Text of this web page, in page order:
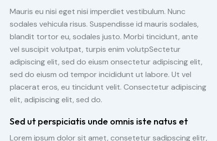
Mauris eu nisi eget nisi imperdiet vestibulum. Nunc
sodales vehicula risus. Suspendisse id mauris sodales,
blandit tortor eu, sodales justo. Morbi tincidunt, ante
vel suscipit volutpat, turpis enim volutpSectetur
adipiscing elit, sed do eiusm onsectetur adipiscing elit,
sed do eiusm od tempor incididunt ut labore. Ut vel
placerat eros, eu tincidunt velit. Consectetur adipiscing
elit, adipiscing elit, sed do.
Sed ut perspiciatis unde omnis iste natus et
Lorem ipsum dolor sit amet, consetetur sadipscing elitr,